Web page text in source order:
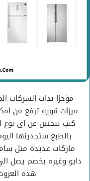
مؤخرًا بدات الشركات
ميزات قوية ترفع من
كنتِ تبحثين عن اى نوع
بالطبع ستجدينها
ماركات عديدة مثل
هذه